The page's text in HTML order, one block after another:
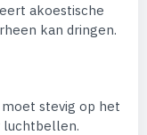
akoestische
kan dringen.
stevig op het
luchtbellen.